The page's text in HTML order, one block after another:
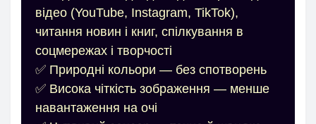
відео (YouTube, Instagram, TikTok),
читання новин і книг, спілкування в
соцмережах і творчості
✅ Природні кольори — без спотворень
✅ Висока чіткість зображення — менше
навантаження на очі